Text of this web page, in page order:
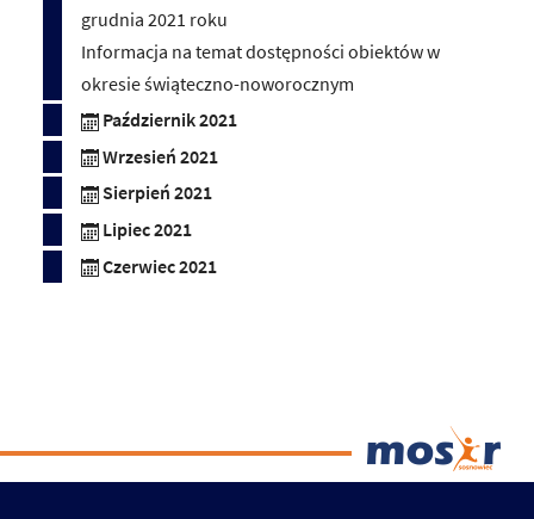
grudnia 2021 roku
Informacja na temat dostępności obiektów w
okresie świąteczno-noworocznym
Październik 2021
Wrzesień 2021
Sierpień 2021
Lipiec 2021
Czerwiec 2021